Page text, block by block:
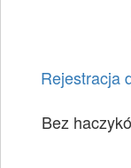
Rejestracja
Bez